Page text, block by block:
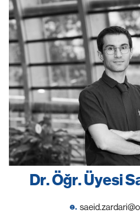
Dr. Öğr. Üyesi
e.